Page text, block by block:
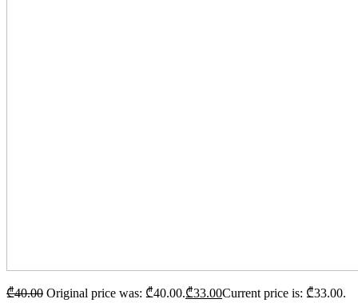
₾40.00 Original price was: ₾40.00.₾33.00Current price is: ₾33.00.